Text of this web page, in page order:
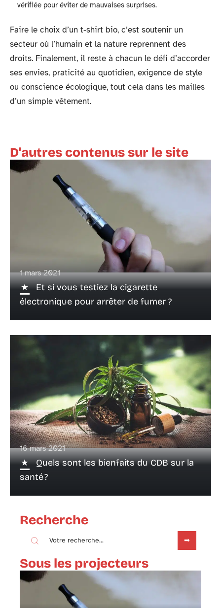
vérifiée pour éviter de mauvaises surprises.
Faire le choix d’un t-shirt bio, c’est soutenir un
secteur où l’humain et la nature reprennent des
droits. Finalement, il reste à chacun le défi d’accorder
ses envies, praticité au quotidien, exigence de style
ou conscience écologique, tout cela dans les mailles
d’un simple vêtement.
D'autres contenus sur le site
1 mars 2021
Et si vous testiez la cigarette
électronique pour arrêter de fumer ?
16 mars 2021
Quels sont les bienfaits du CDB sur la
santé ?
Recherche
Sous les projecteurs